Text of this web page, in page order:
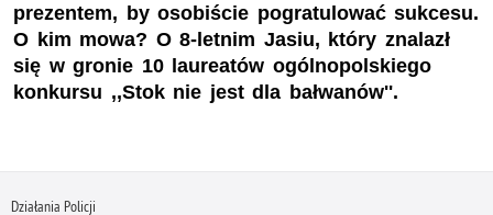
prezentem, by osobiście pogratulować sukcesu.
O kim mowa? O 8-letnim Jasiu, który znalazł
się w gronie 10 laureatów ogólnopolskiego
konkursu ,,Stok nie jest dla bałwanów''.
Działania Policji